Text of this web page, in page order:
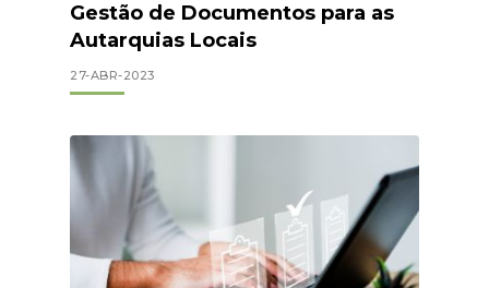
Gestão de Documentos para as
Autarquias Locais
27-ABR-2023